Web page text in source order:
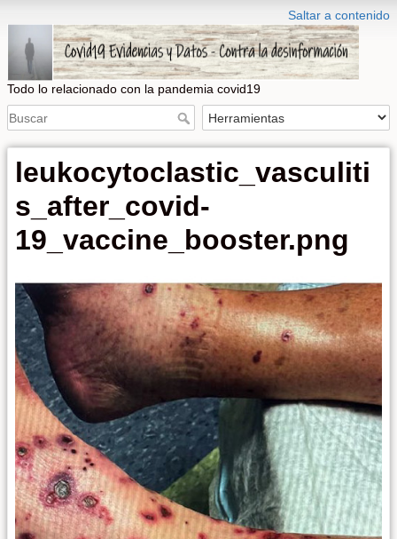
Saltar a contenido
Todo lo relacionado con la pandemia covid19
leukocytoclastic_vasculiti
s_after_covid-
19_vaccine_booster.png